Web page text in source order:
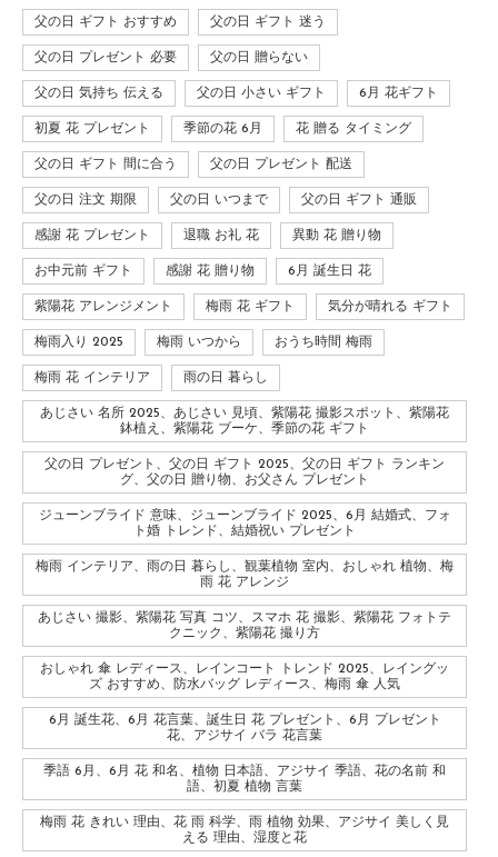
父の日 ギフト おすすめ 父の日 ギフト 迷う
父の日 プレゼント 必要 父の日 贈らない
父の日 気持ち 伝える 父の日 小さい ギフト 6月 花ギフト
初夏 花 プレゼント 季節の花 6月 花 贈る タイミング
父の日 ギフト 間に合う 父の日 プレゼント 配送
父の日 注文 期限 父の日 いつまで 父の日 ギフト 通販
感謝 花 プレゼント 退職 お礼 花 異動 花 贈り物
お中元前 ギフト 感謝 花 贈り物 6月 誕生日 花
紫陽花 アレンジメント 梅雨 花 ギフト 気分が晴れる ギフト
梅雨入り 2025 梅雨 いつから おうち時間 梅雨
梅雨 花 インテリア 雨の日 暮らし
あじさい 名所 2025、あじさい 見頃、紫陽花 撮影スポット、紫陽花
鉢植え、紫陽花 ブーケ、季節の花 ギフト
父の日 プレゼント、父の日 ギフト 2025、父の日 ギフト ランキン
グ、父の日 贈り物、お父さん プレゼント
ジューンブライド 意味、ジューンブライド 2025、6月 結婚式、フォ
ト婚 トレンド、結婚祝い プレゼント
梅雨 インテリア、雨の日 暮らし、観葉植物 室内、おしゃれ 植物、梅
雨 花 アレンジ
あじさい 撮影、紫陽花 写真 コツ、スマホ 花 撮影、紫陽花 フォトテ
クニック、紫陽花 撮り方
おしゃれ 傘 レディース、レインコート トレンド 2025、レイングッ
ズ おすすめ、防水バッグ レディース、梅雨 傘 人気
6月 誕生花、6月 花言葉、誕生日 花 プレゼント、6月 プレゼント
花、アジサイ バラ 花言葉
季語 6月、6月 花 和名、植物 日本語、アジサイ 季語、花の名前 和
語、初夏 植物 言葉
梅雨 花 きれい 理由、花 雨 科学、雨 植物 効果、アジサイ 美しく見
える 理由、湿度と花